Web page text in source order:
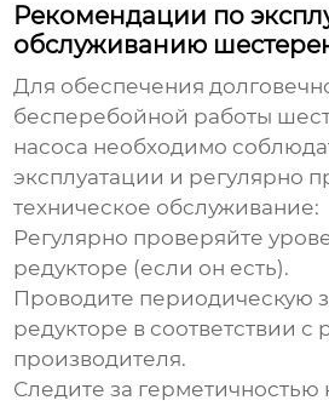
Рекомендации по
обслуживанию
Для обеспечения
бесперебойной работы
насоса необходимо
эксплуатации и регулярно
техническое обслуживание:
Регулярно проверяйте
редукторе (если он есть).
Проводите периодическую
редукторе в соответствии
производителя.
Следите за герметичностью